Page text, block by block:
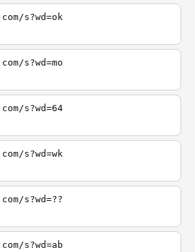
s?wd=ok
s?wd=mo
s?wd=64
s?wd=wk
s?wd=??
s?wd=ab